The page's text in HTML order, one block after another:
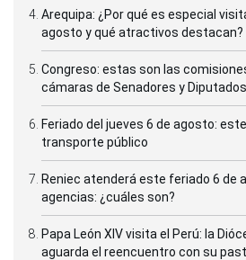
Arequipa: ¿Por qué es especial
agosto y qué atractivos destacan?
Congreso: estas son las
cámaras de Senadores y Diputados
Feriado del jueves 6 de agosto:
transporte público
Reniec atenderá este feriado 6 de
agencias: ¿cuáles son?
Papa León XIV visita el Perú: la
aguarda el reencuentro con su